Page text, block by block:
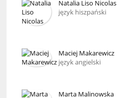
Natalia Liso Nicolas
język hiszpański
Maciej Makarewicz
język angielski
Marta Malinowska